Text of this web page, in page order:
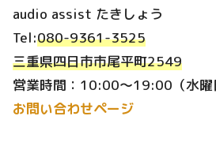
audio assist たきしょう
Tel:080-9361-3525
三重県四日市市尾平町2549
営業時間：10:00～19:00（水曜
お問い合わせページ